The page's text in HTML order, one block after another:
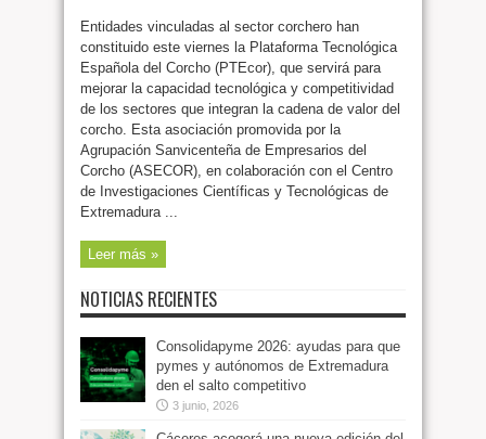
Entidades vinculadas al sector corchero han
constituido este viernes la Plataforma Tecnológica
Española del Corcho (PTEcor), que servirá para
mejorar la capacidad tecnológica y competitividad
de los sectores que integran la cadena de valor del
corcho. Esta asociación promovida por la
Agrupación Sanvicenteña de Empresarios del
Corcho (ASECOR), en colaboración con el Centro
de Investigaciones Científicas y Tecnológicas de
Extremadura ...
Leer más »
NOTICIAS RECIENTES
Consolidapyme 2026: ayudas para que
pymes y autónomos de Extremadura
den el salto competitivo
3 junio, 2026